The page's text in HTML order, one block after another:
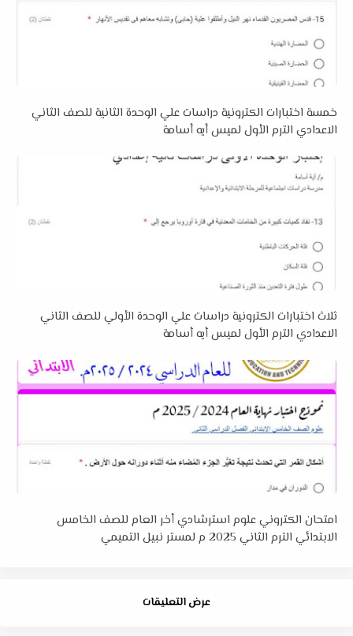
خمسة اختبارات الكترونية دراسات علي الوحدة الثانية للصف الثاني
الاعدادي الترم الأول لميس أيه أسامة
ثلاث اختبارات الكترونية دراسات علي الوحدة الأولي للصف الثاني
الاعدادي الترم الأول لميس أيه أسامة
امتحان الكتروني علوم استرشادي أخر العام للصف الخامس
الابتدائي الترم الثاني 2025 م لمستر نبيل التميمي
عرض التعليقات